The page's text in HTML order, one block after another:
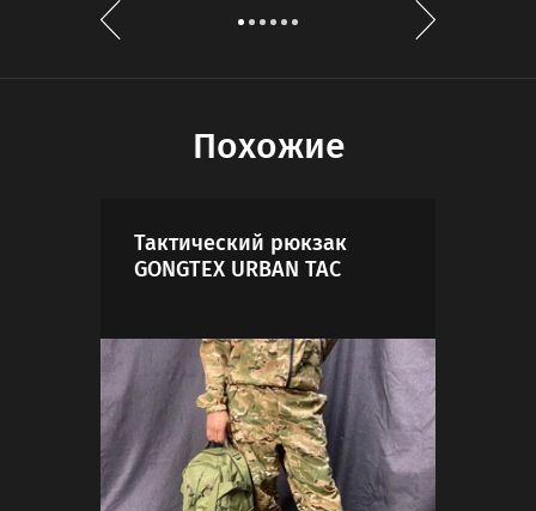
Похожие
Тактический рюкзак
GONGTEX URBAN TAC